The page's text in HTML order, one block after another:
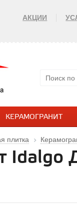
АКЦИИ
КЕРАМОГРАНИТ
плитка
Idalgo